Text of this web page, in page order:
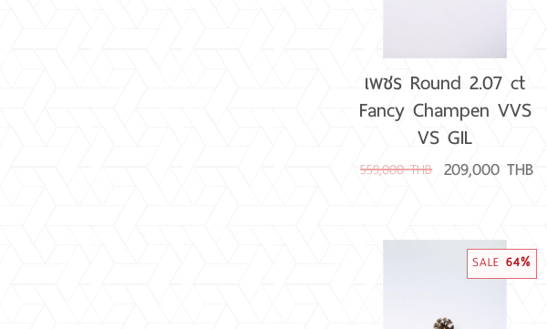
เพชร Round 2.07 ct
Fancy Champen VVS
VS GIL
559,000 THB 209,000 THB
SALE 64%